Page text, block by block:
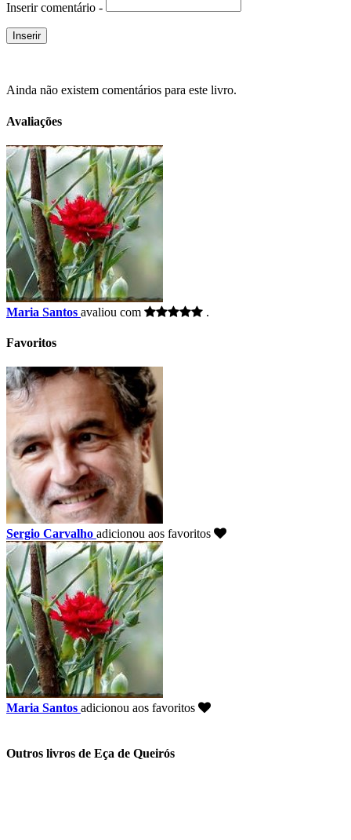
Inserir comentário -
Ainda não existem comentários para este livro.
Avaliações
Maria Santos avaliou com .
Favoritos
Sergio Carvalho adicionou aos favoritos
Maria Santos adicionou aos favoritos
Outros livros de Eça de Queirós